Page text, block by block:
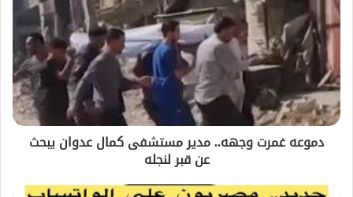
دموعه غمرت وجهه.. مدير مستشفى كمال عدوان يبحث
عن قبر لنجله